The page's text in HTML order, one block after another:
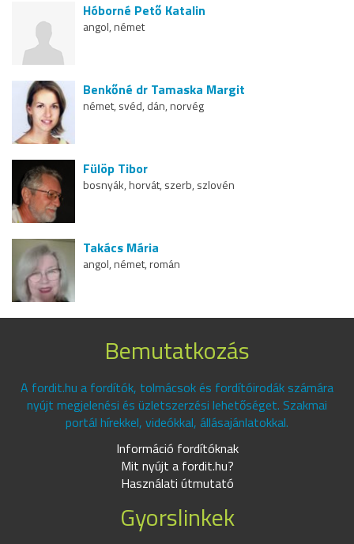
Hóborné Pető Katalin
angol, német
Benkőné dr Tamaska Margit
német, svéd, dán, norvég
Fülöp Tibor
bosnyák, horvát, szerb, szlovén
Takács Mária
angol, német, román
Bemutatkozás
A fordit.hu a fordítók, tolmácsok és fordítóirodák számára
nyújt megjelenési és üzletszerzési lehetőséget. Szakmai
portál hírekkel, videókkal, állásajánlatokkal.
Információ fordítóknak
Mit nyújt a fordit.hu?
Használati útmutató
Gyorslinkek